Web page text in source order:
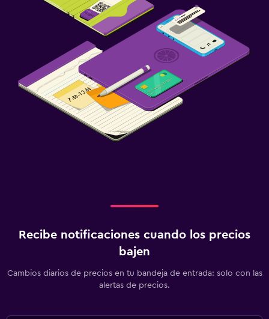
Recibe notificaciones cuando los precios
bajen
Cambios diarios de precios en tu bandeja de entrada: solo con las
alertas de precios.